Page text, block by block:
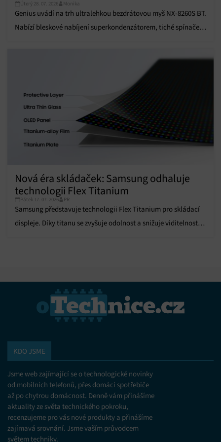
zařízení na základě automaticky přenášených
informací.
zobrazování reklamy a obsahu, Ukládání a sdělování
Úterý 28. 07. 2026 Monika
Genius uvádí na trh ultralehkou bezdrátovou myš NX-8260S BT.
Nabízí bleskové nabíjení superkondenzátorem, tiché spínače a
Nová éra skládaček: Samsung odhaluje
technologii Flex Titanium
Pátek 17. 07. 2026 PR
Samsung představuje technologii Flex Titanium pro skládací
displeje. Díky titanu se zvyšuje odolnost a snižuje viditelnost
KDO JSME
Jsme web zajímající se o technologické novinky
od mobilních telefonů, přes domácí spotřebiče
až po chytrou domácnost. Denně vám přinášíme
aktuality ze světa technického pokroku,
recenzujeme pro vás nové produkty a přinášíme
zajímavá srovnání. Jsme vaším průvodcem
světem techniky.